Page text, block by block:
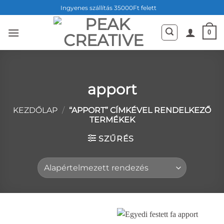
to
content
Ingyenes szállítás 35000Ft felett
0
apport
KEZDŐLAP / “APPORT” CÍMKÉVEL RENDELKEZŐ
TERMÉKEK
SZŰRÉS